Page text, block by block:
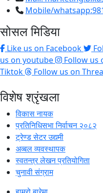
Mobile/
सोसल मिडिया
Like us on Facebook
us on youtube
Follow us
Tiktok
Follow us on
विशेष श्रृंखला
विकास नायक
प्रतिनिधिसभा निर्वाचन २०८२
ट्रेण्ड सेटर उद्यमी
अव्बल व्यवस्थापक
स्वतन्त्र लेखन प्रतियोगिता
चुनावी संग्राम